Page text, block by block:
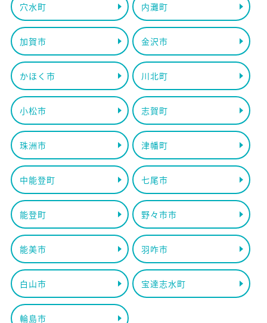
穴水町 内灘町
加賀市 金沢市
かほく市 川北町
小松市 志賀町
珠洲市 津幡町
中能登町 七尾市
能登町 野々市市
能美市 羽咋市
白山市 宝達志水町
輪島市